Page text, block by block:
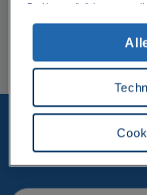
Honnef
Herzlich
Unsere
Cookies ermöglichen es uns,
akzeptieren' erlauben Sie uns
Cookies durch uns oder
Google Analytics) kann es zu
kein mit der EU
besteht dort das Risiko, dass
sowie Ihre Betroffenenrechte
Einwilligung können Sie
für die Zukunft widerrufen.
Widerrufsmöglichkeit finden